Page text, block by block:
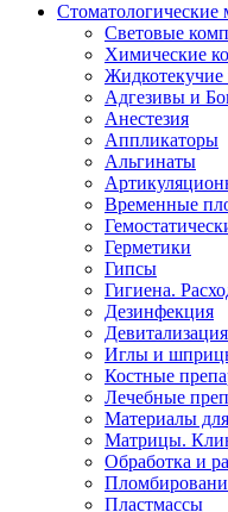
Стоматологические
Световые
Химические
Адгезивы и
Анестезия
Аппликаторы
Альгинаты
Временные
Герметики
Гипсы
Гигиена.
Дезинфекция
Иглы и
Костные
Лечебные
Материалы
Матрицы.
Обработка и
Пластмассы